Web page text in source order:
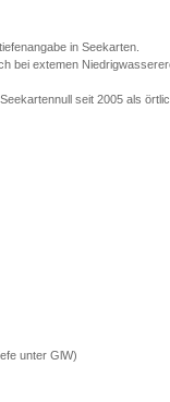
in Seekarten.
bei extemen
seit 2005 als
unter GlW)